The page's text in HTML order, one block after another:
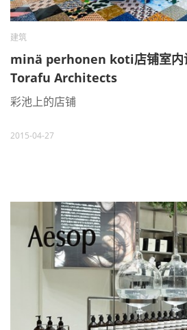
建筑
minä perhonen koti店铺室内
Torafu Architects
彩池上的店铺
2015-04-27